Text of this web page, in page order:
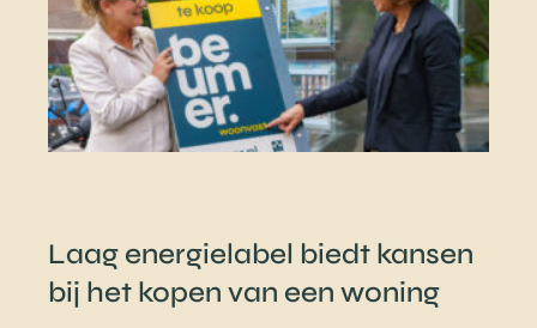
Laag energielabel biedt kansen
bij het kopen van een woning